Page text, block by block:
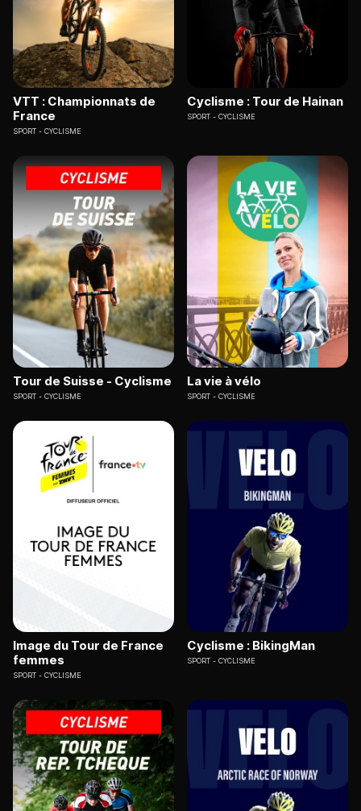
VTT : Championnats de
France
SPORT CYCLISME
Cyclisme : Tour de Hainan
SPORT CYCLISME
Tour de Suisse - Cyclisme
SPORT CYCLISME
La vie à vélo
SPORT CYCLISME
Image du Tour de France
femmes
SPORT CYCLISME
Cyclisme : BikingMan
SPORT CYCLISME